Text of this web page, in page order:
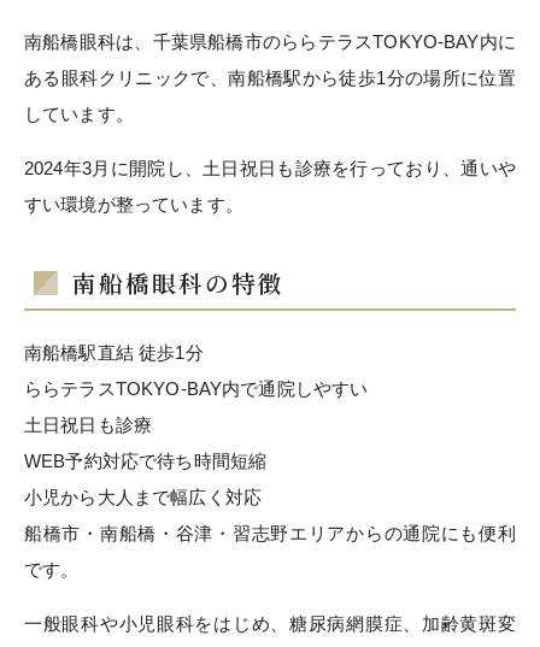
南船橋眼科は、千葉県船橋市のららテラスTOKYO-BAY内に
ある眼科クリニックで、南船橋駅から徒歩1分の場所に位置
しています。
2024年3月に開院し、土日祝日も診療を行っており、通いや
すい環境が整っています。
南船橋眼科の特徴
南船橋駅直結 徒歩1分
ららテラスTOKYO-BAY内で通院しやすい
土日祝日も診療
WEB予約対応で待ち時間短縮
小児から大人まで幅広く対応
船橋市・南船橋・谷津・習志野エリアからの通院にも便利
です。
一般眼科や小児眼科をはじめ、糖尿病網膜症、加齢黄斑変